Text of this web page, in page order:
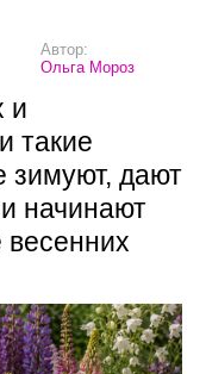
Автор:
Ольга Мороз
и
такие
зимуют, дают
начинают